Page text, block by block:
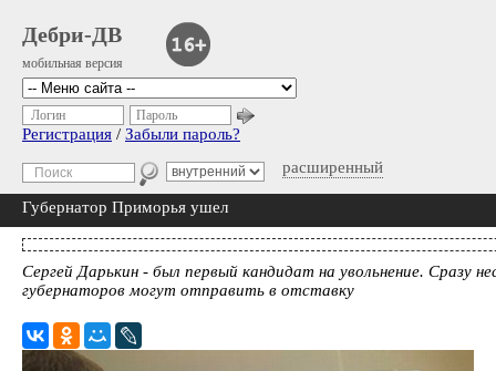
Дебри-ДВ
мобильная версия
расширенный
Логин Пароль
Регистрация / Забыли пароль?
Губернатор Приморья ушел
Сергей Дарькин - был первый кандидат на увольнение. Сразу
губернаторов могут отправить в отставку